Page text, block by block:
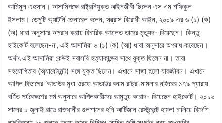
আমিমুল এহসান। আসামিপক্ষে রাষ্ট্রনিযুক্ত আইনজীবী ছিলেন এস এম শফিকুল
ইসলাম। ডেপুটি অ্যাটর্নি জেনারেল বলেন, সন্ত্রাস বিরোধী আইন, ২০০৯ এর ৬ (১) (ক)
(অ) ধারা অনুসারে অপরাধ করায় বিচারিক আদালত তাদের মৃত্যুদ- দিয়েছেন। কিন্তু
হাইকোর্ট বলেছেন-না, এই আসামিরা ৬ (১) (ক) (আ) ধারা অনুসারে অপরাধ করেছেন।
অর্থাৎ এই আসামিরা কেউই সরাসরি হত্যাকান্ডের সাথে যুক্ত ছিলেন না। তারা
সহযোগিতার (অ্যাবেটমেন্ট) সঙ্গে যুক্ত ছিলেন। এখানে সাজা হলো যাবজ্জীবন। এখানে
আপিল বিভাগের ‘আতাউর মৃধা ওরফে আতাউর বনাম রাষ্ট্র’ মামলার নজিরের ১৭৯ প্যারায়
বর্ণিত পর্যবেক্ষণের মর্ম অনুসারে আপিলকারীদের আমৃত্যু কারাদ- দিয়েছেন হাইকোর্ট। ২০১৬
সালের ১ জুলাই রাতে রাজধানীর গুলশানের হলি আর্টিজান রেস্টুরেন্টে হামলা চালিয়ে বিদেশি